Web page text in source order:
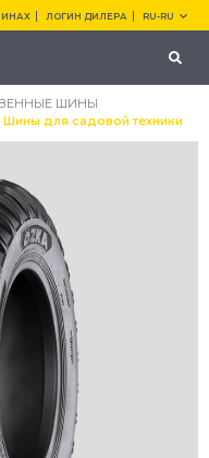
ЛОГИН ДИЛЕРА RU-RU
ШИНЫ
Шины для садовой техники